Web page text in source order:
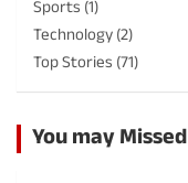
Sports (1)
Technology(2)
Top Stories (71)
You may Missed